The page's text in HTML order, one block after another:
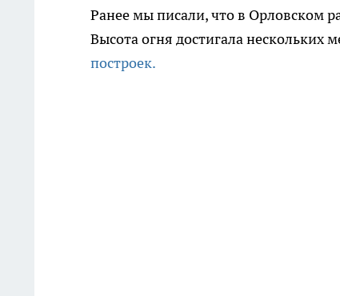
Ранее мы писали, что в Орловском
Высота огня достигала нескольких
построек.